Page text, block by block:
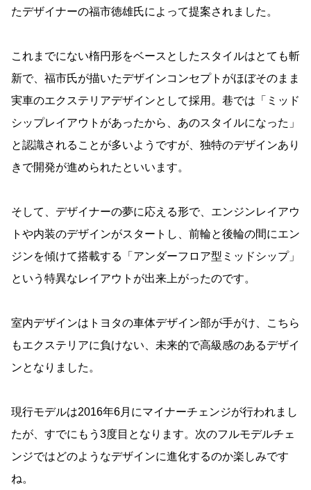
たデザイナーの福市徳雄氏によって提案されました。
これまでにない楕円形をベースとしたスタイルはとても斬
新で、福市氏が描いたデザインコンセプトがほぼそのまま
実車のエクステリアデザインとして採用。巷では「ミッド
シップレイアウトがあったから、あのスタイルになった」
と認識されることが多いようですが、独特のデザインあり
きで開発が進められたといいます。
そして、デザイナーの夢に応える形で、エンジンレイアウ
トや内装のデザインがスタートし、前輪と後輪の間にエン
ジンを傾けて搭載する「アンダーフロア型ミッドシップ」
という特異なレイアウトが出来上がったのです。
室内デザインはトヨタの車体デザイン部が手がけ、こちら
もエクステリアに負けない、未来的で高級感のあるデザイ
ンとなりました。
現行モデルは2016年6月にマイナーチェンジが行われまし
たが、すでにもう3度目となります。次のフルモデルチェ
ンジではどのようなデザインに進化するのか楽しみです
ね。